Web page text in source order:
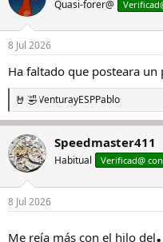
Quasi-forer@
8 Jul 2026
Ha faltado que posteara
R
e
c
c
i
e
:
VenturayESPPablo
Speedmaster411
Habitual Verificad@
8 Jul 2026
Me reía más con el hilo del.